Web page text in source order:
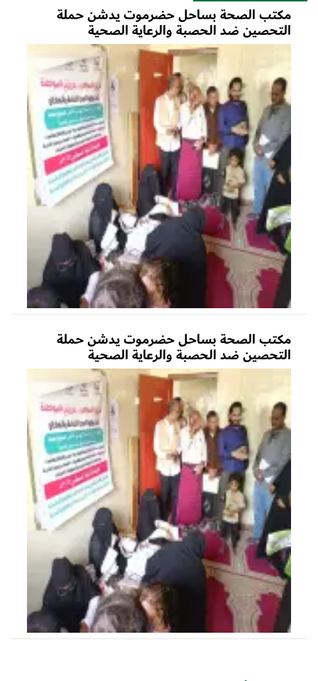
مكتب الصحة بساحل حضرموت يدشن حملة
التحصين ضد الحصبة والرعاية الصحية
مكتب الصحة بساحل حضرموت يدشن حملة
التحصين ضد الحصبة والرعاية الصحية